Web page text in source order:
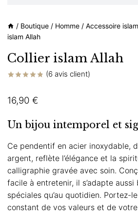
/ Boutique / Homme / Accessoire islam
islam Allah
Collier islam Allah
sur
notations
(6 avis client)
16,90 €
Un bijou intemporel et
Ce pendentif en acier inoxydable,
argent, reflète l’élégance et la
calligraphie gravée avec soin.
facile à entretenir, il s’adapte aussi
spéciales qu’au quotidien. Portez-
constant de vos valeurs et de